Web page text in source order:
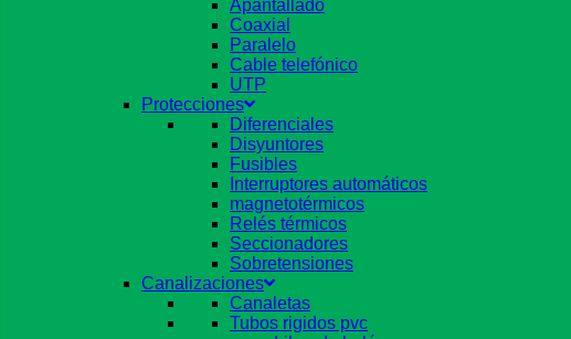
Apantallado
Coaxial
Paralelo
Cable telefónico
UTP
Protecciones
Diferenciales
Disyuntores
Fusibles
Interruptores automáticos
magnetotérmicos
Relés térmicos
Seccionadores
Sobretensiones
Canalizaciones
Canaletas
Tubos rigidos pvc